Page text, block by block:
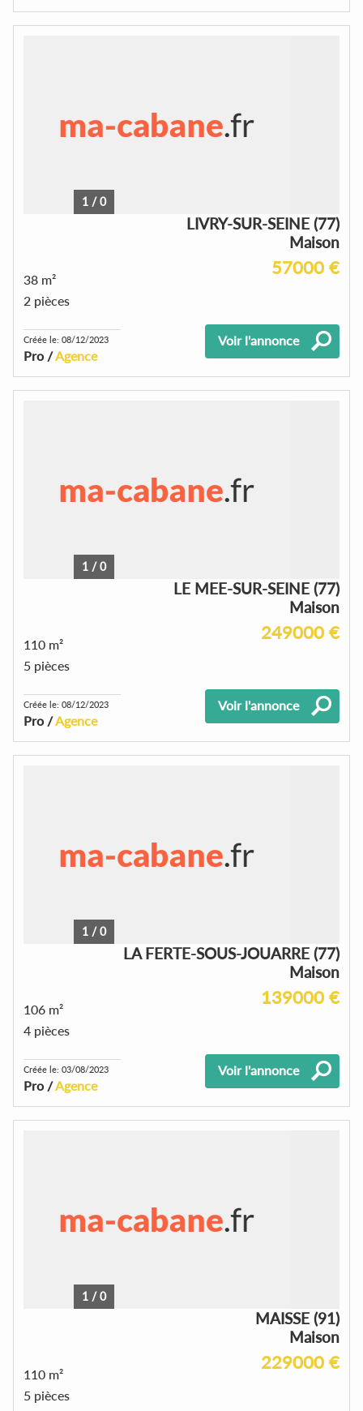
1 /0
LIVRY-SUR-SEINE (77)
Maison
57000 €
38 m²
2 pièces
Créée le: 08/12/2023
Pro /Agence
Voir l'annonce
1 /0
LE MEE-SUR-SEINE (77)
Maison
249000 €
110 m²
5 pièces
Créée le: 08/12/2023
Pro /Agence
Voir l'annonce
1 /0
LA FERTE-SOUS-JOUARRE (77)
Maison
139000 €
106 m²
4 pièces
Créée le: 03/08/2023
Pro /Agence
Voir l'annonce
1 /0
MAISSE (91)
Maison
229000 €
110 m²
5 pièces